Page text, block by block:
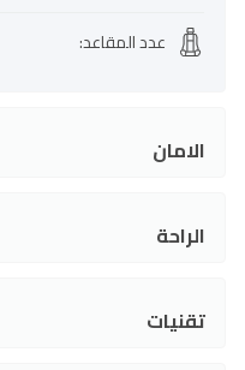
عدد المقاعد:
الامان
الراحة
تقنيات